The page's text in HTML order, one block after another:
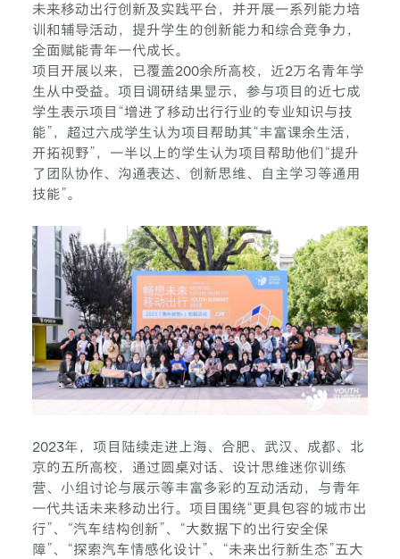
未来移动出行创新及实践平台，并开展一系列能力培
训和辅导活动，提升学生的创新能力和综合竞争力，
全面赋能青年一代成长。
项目开展以来，已覆盖200余所高校，近2万名青年学
生从中受益。项目调研结果显示，参与项目的近七成
学生表示项目“增进了移动出行行业的专业知识与技
能”，超过六成学生认为项目帮助其“丰富课余生活，
开拓视野”，一半以上的学生认为项目帮助他们“提升
了团队协作、沟通表达、创新思维、自主学习等通用
技能”。
2023年，项目陆续走进上海、合肥、武汉、成都、北
京的五所高校，通过圆桌对话、设计思维迷你训练
营、小组讨论与展示等丰富多彩的互动活动，与青年
一代共话未来移动出行。项目围绕“更具包容的城市出
行”、“汽车结构创新”、“大数据下的出行安全保
障”、“探索汽车情感化设计”、“未来出行新生态”五大